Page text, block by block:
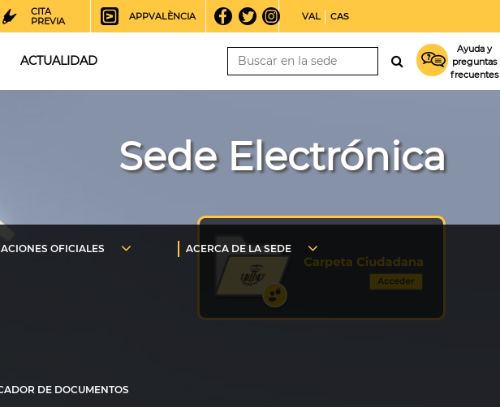
CITA
PREVIA
APPVALÈNCIA VAL CAS
ACTUALIDAD
Ayuda y
preguntas
frecuentes
Sede Electrónica